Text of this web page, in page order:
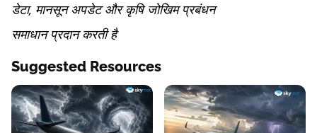
डेटा, मानसून अपडेट और कृषि जोखिम प्रबंधन
समाधान प्रदान करती है
Suggested Resources